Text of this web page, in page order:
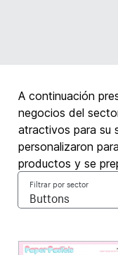
A continuación
negocios del
atractivos para su
personalizaron
productos y se
Filtrar por sector